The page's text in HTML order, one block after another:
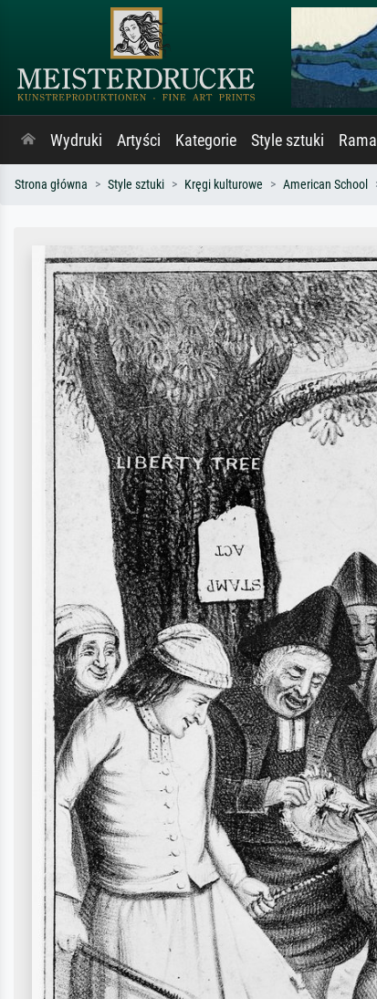
Wydruki Artyści Kategorie Style sztuki Rama
Strona główna Style sztuki Kręgi kulturowe American School